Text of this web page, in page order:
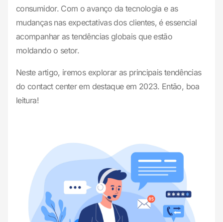
consumidor. Com o avanço da tecnologia e as
mudanças nas expectativas dos clientes, é essencial
acompanhar as tendências globais que estão
moldando o setor.
Neste artigo, iremos explorar as principais tendências
do contact center em destaque em 2023. Então, boa
leitura!